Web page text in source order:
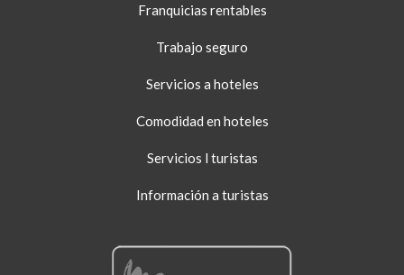
Franquicias rentables
Trabajo seguro
Servicios a hoteles
Comodidad en hoteles
Servicios l turistas
Información a turistas